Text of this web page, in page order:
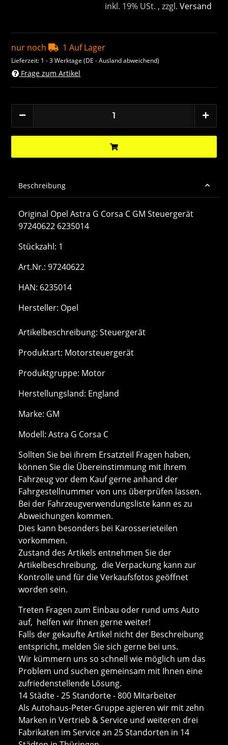
inkl. 19% USt. , zzgl. Versand
nur noch 1 Auf Lager
Lieferzeit: 1 - 3 Werktage(DE - Ausland abweichend)
Frage zum Artikel
Beschreibung
Original Opel Astra G Corsa C GM Steuergerät
97240622 6235014
Stückzahl: 1
Art.Nr.: 97240622
HAN: 6235014
Hersteller: Opel
Artikelbeschreibung: Steuergerät
Produktart: Motorsteuergerät
Produktgruppe: Motor
Herstellungsland: England
Marke: GM
Modell: Astra G Corsa C
Sollten Sie bei ihrem Ersatzteil Fragen haben,
können Sie die Übereinstimmung mit Ihrem
Fahrzeug vor dem Kauf gerne anhand der
Fahrgestellnummer von uns überprüfen lassen.
Bei der Fahrzeugverwendungsliste kann es zu
Abweichungen kommen.
Dies kann besonders bei Karosserieteilen
vorkommen.
Zustand des Artikels entnehmen Sie der
Artikelbeschreibung, die Verpackung kann zur
Kontrolle und für die Verkaufsfotos geöffnet
worden sein.
Treten Fragen zum Einbau oder rund ums Auto
auf, helfen wir ihnen gerne weiter!
Falls der gekaufte Artikel nicht der Beschreibung
entspricht, melden Sie sich gerne bei uns.
Wir kümmern uns so schnell wie möglich um das
Problem und suchen gemeinsam mit Ihnen eine
zufriedenstellende Lösung.
14 Städte - 25 Standorte - 800 Mitarbeiter
Als Autohaus-Peter-Gruppe agieren wir mit zehn
Marken in Vertrieb & Service und weiteren drei
Fabrikaten im Service an 25 Standorten in 14